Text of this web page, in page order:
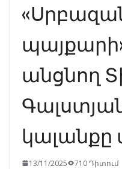
անցնող
13/11/2025 710 Դիտում